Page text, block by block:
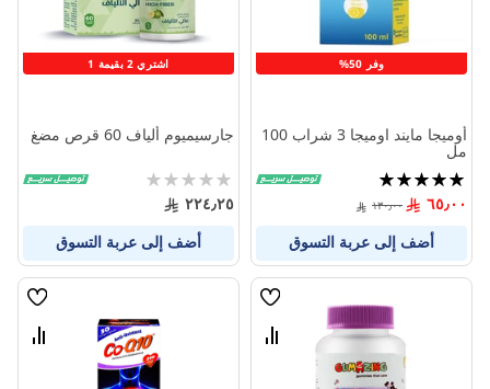
وفر 50%
أوميجا مايند اوميجا 3 شراب 100
مل
تقييم:
100%
٦٥٫٠٠ ١٣٠٫٠٠
أضف إلى عربة التسوق
اشتري 2 بقيمة 1
جارسيميوم ألياف 60 قرص مضغ
Rating:
0%
٢٢٤٫٢٥
أضف إلى عربة التسوق
قائمة
قارن
قائمة
قارن